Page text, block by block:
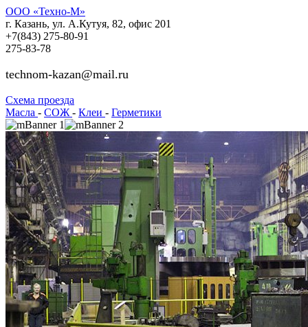
ООО «Техно-М»
г. Казань, ул. А.Кутуя, 82, офис 201
+7(843) 275-80-91
275-83-78
technom-kazan@mail.ru
Cхема проезда
Масла - СОЖ - Клеи - Герметики